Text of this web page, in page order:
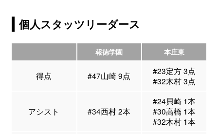
個人スタッツリーダース
報徳学園 本庄東
得点 #47山崎 9点
#23定方 3点
#32木村 3点
アシスト #34西村 2本
#24貝崎 1本
#30高橋 1本
#32木村 1本